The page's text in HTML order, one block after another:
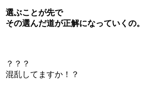
選ぶことが先で
その選んだ道が正解になっていくの。
？？？
混乱してますか！？